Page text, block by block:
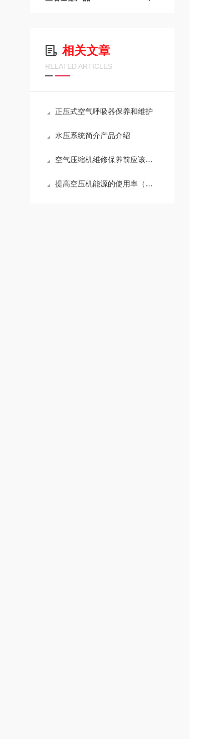
相关文章
RELATED ARTICLES
正压式空气呼吸器保养和维护
水压系统简介产品介绍
空气压缩机维修保养前应该做好哪些准备工作?
提高空压机能源的使用率（一）